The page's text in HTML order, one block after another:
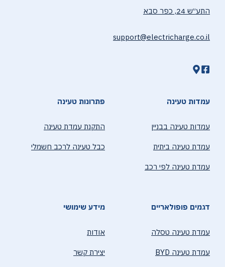
התע״ש 24, כפר סבא
support@electricharge.co.il
עמדות טעינה
עמדות טעינה בבניין
עמדת טעינה ביתית
עמדת טעינה לפי רכב
פתרונות טעינה
התקנת עמדת טעינה
כבל טעינה לרכב חשמלי
דגמים פופולאריים
עמדת טעינה טסלה
עמדת טעינה BYD
מידע שימושי
אודות
יצירת קשר